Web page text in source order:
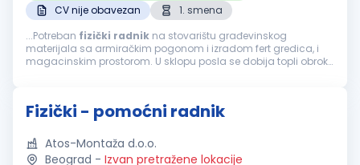
CV nije obavezan
1. smena
...Potreban fizički radnik na stovarištu građevinskog
materijala sa armiračkim pogonom i izradom fert gredica, i
magacinskim prostorom. U sklopu posla se dobija topli obrok
Fizički - pomoćni radnik
Atos-Montaža d.o.o.
Beograd - Izvan pretražene lokacije